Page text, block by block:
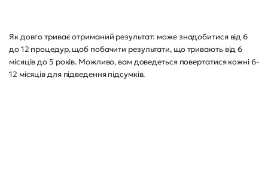
Як довго триває отриманий результат: може знадобитися від 6
до 12 процедур, щоб побачити результати, що тривають від 6
місяців до 5 років. Можливо, вам доведеться повертатися кожні 6-
12 місяців для підведення підсумків.